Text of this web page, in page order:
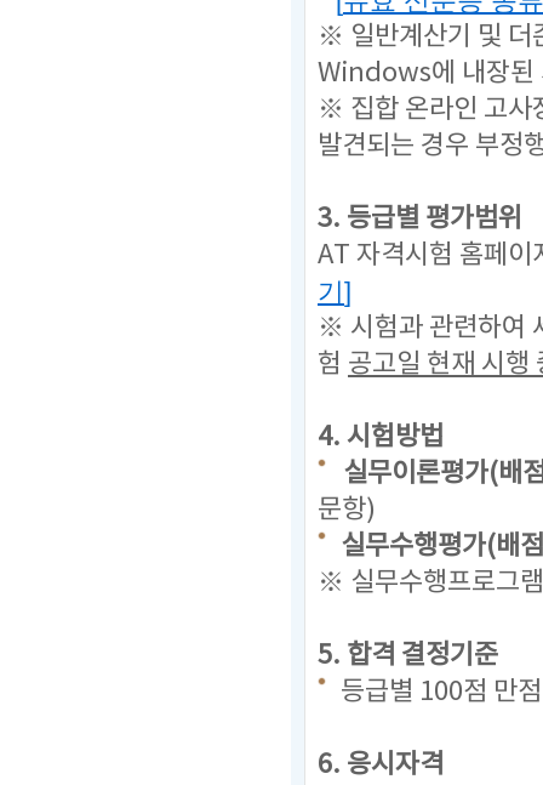
※ 일반계산기 및 더
Windows에 내장된
※ 집합 온라인 고사
발견되는 경우 부정
3. 등급별 평가범위
AT 자격시험 홈페
기]
※ 시험과 관련하여
험 공고일 현재 시행
4. 시험방법
실무이론평가(배
문항)
실무수행평가(배
※ 실무수행프로그
5. 합격 결정기준
등급별 100점 만
6. 응시자격